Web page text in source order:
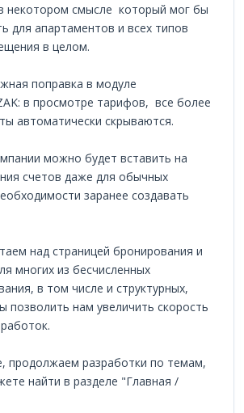
некотором смысле который мог бы
для апартаментов и всех типов
в целом.
поправка в модуле
в просмотре тарифов, все более
автоматически скрываются.
можно будет вставить на
счетов даже для обычных
заранее создавать
над страницей бронирования и
многих из бесчисленных
в том числе и структурных,
позволить нам увеличить скорость
продолжаем разработки по темам,
найти в разделе "Главная /